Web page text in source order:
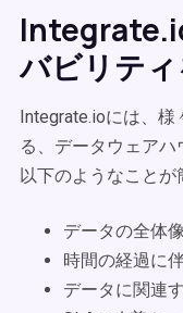
バビリテ
Integrate.ioには、
る、データウェアハ
以下のようなことが
データの全体
時間の経過に
データに関連